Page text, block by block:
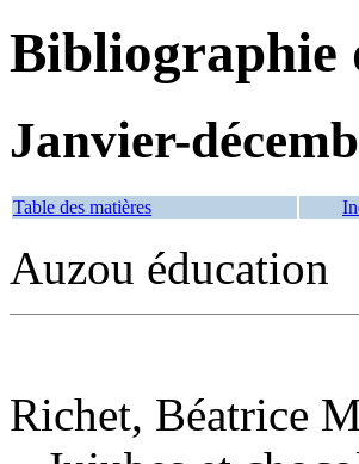
Bibliographie
Janvier-
Table des matières
Auzou éducation
Richet, Béatrice